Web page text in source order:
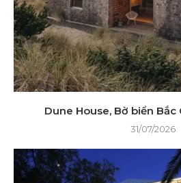
Dune House, Bờ biển Bắc
31/07/2026